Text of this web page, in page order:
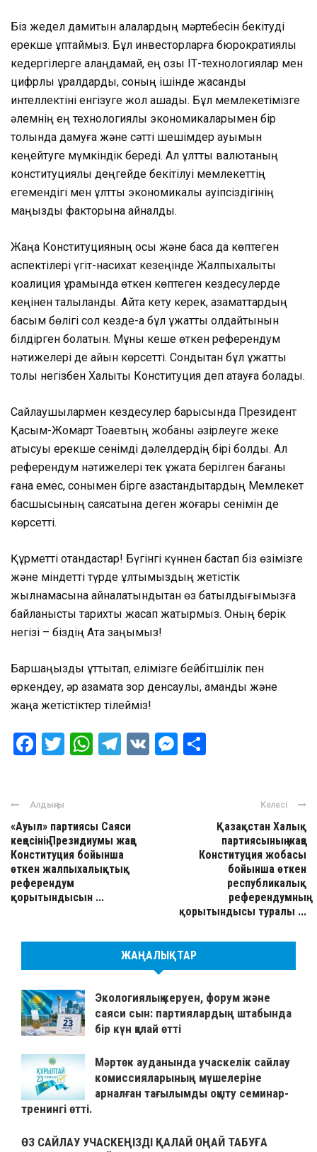
Біз жедел дамитын қалалардың мәртебесін бекітуді
ерекше құптаймыз. Бұл инвесторларға бюрократиялық
кедергілерге алаңдамай, ең озық ІТ-технологиялар мен
цифрлық құралдарды, соның ішінде жасанды
интеллектіні енгізуге жол ашады. Бұл мемлекетімізге
әлемнің ең технологиялық экономикаларымен бір
толқында дамуға және сәтті шешімдер ауқымын
кеңейтуге мүмкіндік береді. Ал ұлттық валютаның
конституциялық деңгейде бекітілуі мемлекеттің
егемендігі мен ұлттық экономикалық қауіпсіздігінің
маңызды факторына айналды.
Жаңа Конституцияның осы және басқа да көптеген
аспектілері үгіт-насихат кезеңінде Жалпыхалықтық
коалиция құрамында өткен көптеген кездесулерде
кеңінен талқыланды. Айта кету керек, азаматтардың
басым бөлігі сол кезде-ақ бұл құжатты қолдайтынын
білдірген болатын. Мұны кеше өткен референдум
нәтижелері де айқын көрсетті. Сондықтан бұл құжатты
толық негізбен Халықтық Конституция деп атауға болады.
Сайлаушылармен кездесулер барысында Президент
Қасым-Жомарт Тоқаевтың жобаны әзірлеуге жеке
қатысуы ерекше сенімді дәлелдердің бірі болды. Ал
референдум нәтижелері тек құжатқа берілген бағаны
ғана емес, сонымен бірге қазақстандықтардың Мемлекет
басшысының саясатына деген жоғары сенімін де
көрсетті.
Құрметті отандастар! Бүгінгі күннен бастап біз өзімізге
және міндетті түрде ұлтымыздың жетістік
жылнамасына айналатындықтан өз батылдығымызға
байланысты тарихты жасап жатырмыз. Оның берік
негізі – біздің Ата заңымыз!
Баршаңызды құттықтап, елімізге бейбітшілік пен
өркендеу, әр азаматқа зор денсаулық, амандық және
жаңа жетістіктер тілейміз!
Facebook
Twitter
WhatsApp
Telegram
VK Messenger
Алдыңғы
«Ауыл» партиясы Саяси
кеңесінің Президиумы жаңа
Конституция бойынша
өткен жалпыхалықтық
референдум
қорытындысын ...
Келесі
Қазақстан Халық
партиясының жаңа
Конституция жобасы
бойынша өткен
республикалық
референдумның
қорытындысы туралы ...
ЖАҢАЛЫҚТАР
Экологиялық керуен, форум және
саяси сын: партиялардың штабында
бір күн қалай өтті
Мәртөк ауданында учаскелік сайлау
комиссияларының мүшелеріне
арналған тағылымды оқыту семинар-
тренингі өтті.
ӨЗ САЙЛАУ УЧАСКЕҢІЗДІ ҚАЛАЙ ОҢАЙ ТАБУҒА